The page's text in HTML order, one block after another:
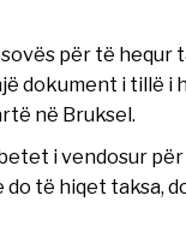
për të
dokument i tillë i
në Bruksel.
i vendosur
do të hiqet taksa,